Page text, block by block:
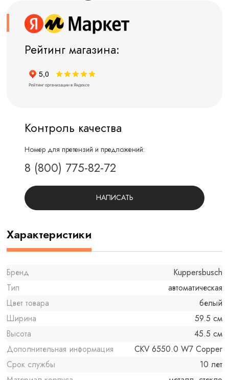
Рейтинг магазина:
Контроль качества
Номер для претензий и предложений:
8 (800) 775-82-72
НАПИСАТЬ
Характеристики
Бренд
Kuppersbusch
Тип
автоматическая
Цвет товара
белый
Ширина
59.5 см
Высота
45.5 см
Дополнительная информация
CKV 6550.0 W7 Copper
Срок службы
10 лет